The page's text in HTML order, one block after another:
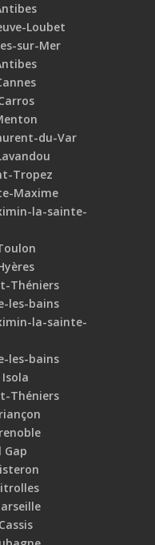
Loubet
sur-Mer
du-Var
Tropez
Maxime
la-sainte-
Théniers
les-bains
la-sainte-
les-bains
Théniers
Gap